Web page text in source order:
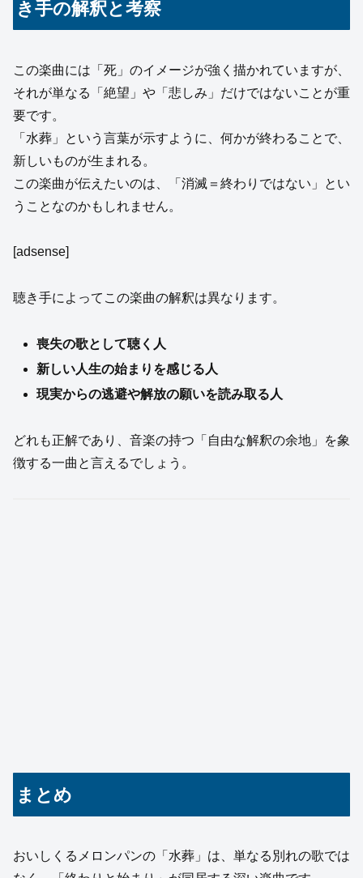
き手の解釈と考察
この楽曲には「死」のイメージが強く描かれていますが、
それが単なる「絶望」や「悲しみ」だけではないことが重
要です。
「水葬」という言葉が示すように、何かが終わることで、
新しいものが生まれる。
この楽曲が伝えたいのは、「消滅＝終わりではない」とい
うことなのかもしれません。
[adsense]
聴き手によってこの楽曲の解釈は異なります。
喪失の歌として聴く人
新しい人生の始まりを感じる人
現実からの逃避や解放の願いを読み取る人
どれも正解であり、音楽の持つ「自由な解釈の余地」を象
徴する一曲と言えるでしょう。
まとめ
おいしくるメロンパンの「水葬」は、単なる別れの歌では